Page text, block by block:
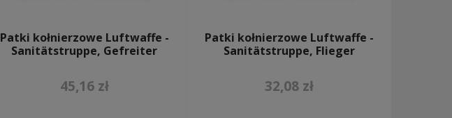
Patki kołnierzowe Luftwaffe -
Sanitätstruppe, Gefreiter
45,16 zł
Patki kołnierzowe Luftwaffe -
Sanitätstruppe, Flieger
32,08 zł